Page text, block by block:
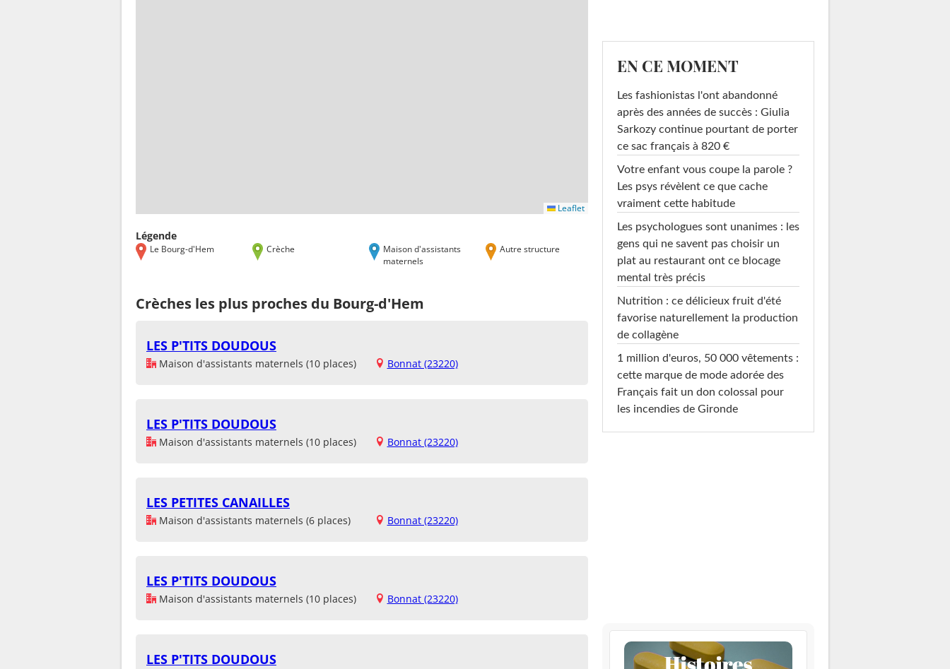
Leaflet
Légende
Le Bourg-d'Hem Crèche
Maison d'assistants
maternels
Autre structure
Crèches les plus proches du Bourg-d'Hem
LES P'TITS DOUDOUS
Maison d'assistants maternels (10 places) Bonnat (23220)
LES P'TITS DOUDOUS
Maison d'assistants maternels (10 places) Bonnat (23220)
LES PETITES CANAILLES
Maison d'assistants maternels (6 places) Bonnat (23220)
LES P'TITS DOUDOUS
Maison d'assistants maternels (10 places) Bonnat (23220)
LES P'TITS DOUDOUS
EN CE MOMENT
Les fashionistas l'ont abandonné
après des années de succès : Giulia
Sarkozy continue pourtant de porter
ce sac français à 820 €
Votre enfant vous coupe la parole ?
Les psys révèlent ce que cache
vraiment cette habitude
Les psychologues sont unanimes : les
gens qui ne savent pas choisir un
plat au restaurant ont ce blocage
mental très précis
Nutrition : ce délicieux fruit d'été
favorise naturellement la production
de collagène
1 million d'euros, 50 000 vêtements :
cette marque de mode adorée des
Français fait un don colossal pour
les incendies de Gironde